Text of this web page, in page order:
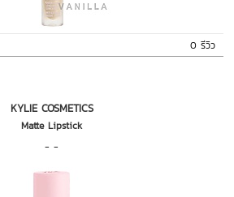
0 รีวิว
KYLIE COSMETICS
Matte Lipstick
- -